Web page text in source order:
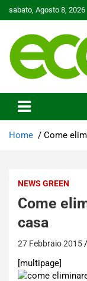
to
sabato, Agosto 8, 2026
Ecoo.it
Home Come
NEWS GREEN
Come
casa
27 Febbraio 2015
[multipage]